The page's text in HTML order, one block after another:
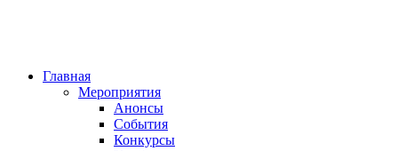
Главная
Мероприятия
Анонсы
События
Конкурсы